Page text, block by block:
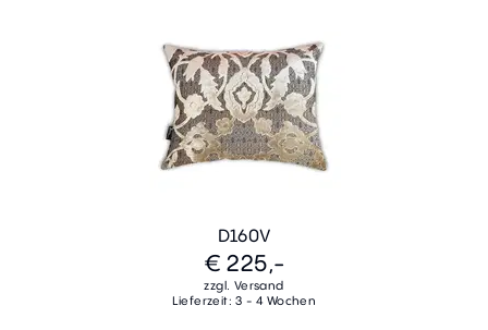
D160V
€ 225,-
zzgl. Versand
Lieferzeit: 3 - 4 Wochen